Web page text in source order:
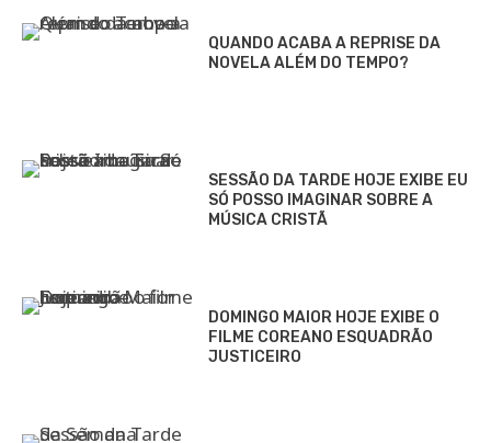
QUANDO ACABA A REPRISE DA
NOVELA ALÉM DO TEMPO?
SESSÃO DA TARDE HOJE EXIBE EU
SÓ POSSO IMAGINAR SOBRE A
MÚSICA CRISTÃ
DOMINGO MAIOR HOJE EXIBE O
FILME COREANO ESQUADRÃO
JUSTICEIRO